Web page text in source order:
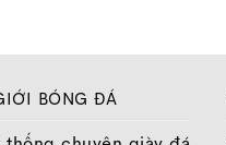
BÓNG ĐÁ